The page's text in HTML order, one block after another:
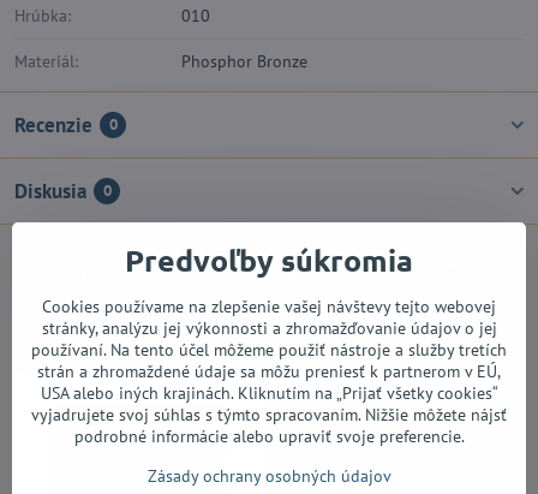
Hrúbka: 010
Materiál: Phosphor Bronze
Recenzie 0
Diskusia 0
FacebookTwitterBlueskyPinterestReddit LinkedInWhatsApp
Alternatívne produkty
Predvoľby súkromia
Cookies používame na zlepšenie vašej návštevy tejto webovej
stránky, analýzu jej výkonnosti a zhromažďovanie údajov o jej
používaní. Na tento účel môžeme použiť nástroje a služby tretích
strán a zhromaždené údaje sa môžu preniesť k partnerom v EÚ,
USA alebo iných krajinách. Kliknutím na „Prijať všetky cookies“
vyjadrujete svoj súhlas s týmto spracovaním. Nižšie môžete nájsť
podrobné informácie alebo upraviť svoje preferencie.
Zásady ochrany osobných údajov